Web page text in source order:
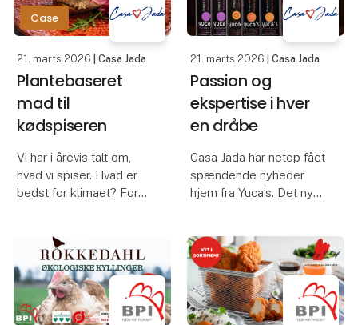
afhænger i høj grad af,
hvor
Case
21. marts 2026 | Casa Jada
Plantebaseret
mad til
kødspiseren
Vi har i årevis talt om,
hvad vi spiser. Hvad er
bedst for klimaet? For
alle de rigtige
spørgsmål har vi glemt
noget afgørende:
smagen.
21. marts 2026 | Casa Jada
Passion og
ekspertise i hver
en dråbe
Casa Jada har netop fået
spændende nyheder
hjem fra Yuca’s. Det nye
hvidvinseddike,
sherryeddike D.O.P.,
balsamico med figen,
balsamico med hindbær,
balsamico glaze